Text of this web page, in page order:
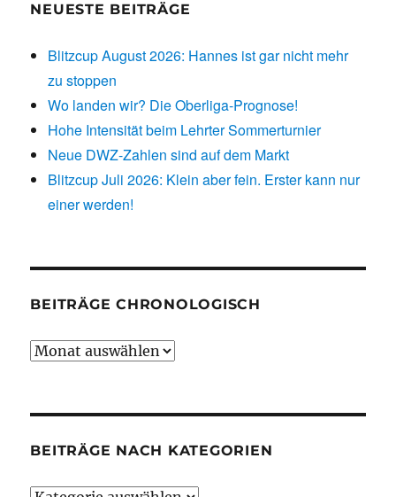
NEUESTE BEITRÄGE
Blitzcup August 2026: Hannes ist gar nicht mehr
zu stoppen
Wo landen wir? Die Oberliga-Prognose!
Hohe Intensität beim Lehrter Sommerturnier
Neue DWZ-Zahlen sind auf dem Markt
Blitzcup Juli 2026: Klein aber fein. Erster kann nur
einer werden!
BEITRÄGE CHRONOLOGISCH
Beiträge
BEITRÄGE NACH KATEGORIEN